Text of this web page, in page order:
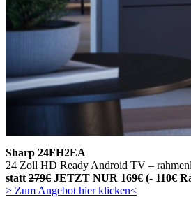
Sharp 24FH2EA
24 Zoll HD Ready Android TV –
statt 279€ JETZT NUR 169€ (- 110€
> Zum Angebot hier klicken<